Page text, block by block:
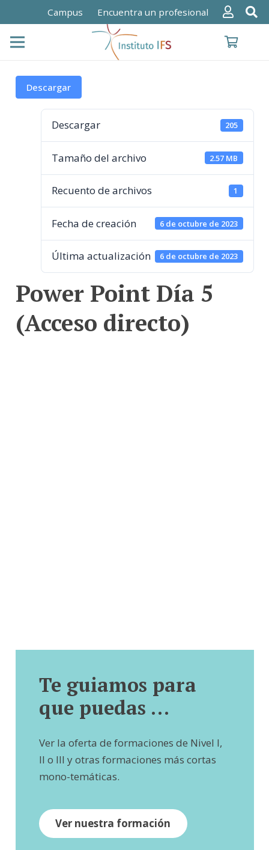
Campus Encuentra un profesional
Descargar
Descargar 205
Tamaño del archivo 2.57 MB
Recuento de archivos 1
Fecha de creación 6 de octubre de 2023
Última actualización 6 de octubre de 2023
Power Point Día 5
(Acceso directo)
Te guiamos para
que puedas …
Ver la oferta de formaciones de Nivel I,
II o III y otras formaciones más cortas
mono-temáticas.
Ver nuestra formación